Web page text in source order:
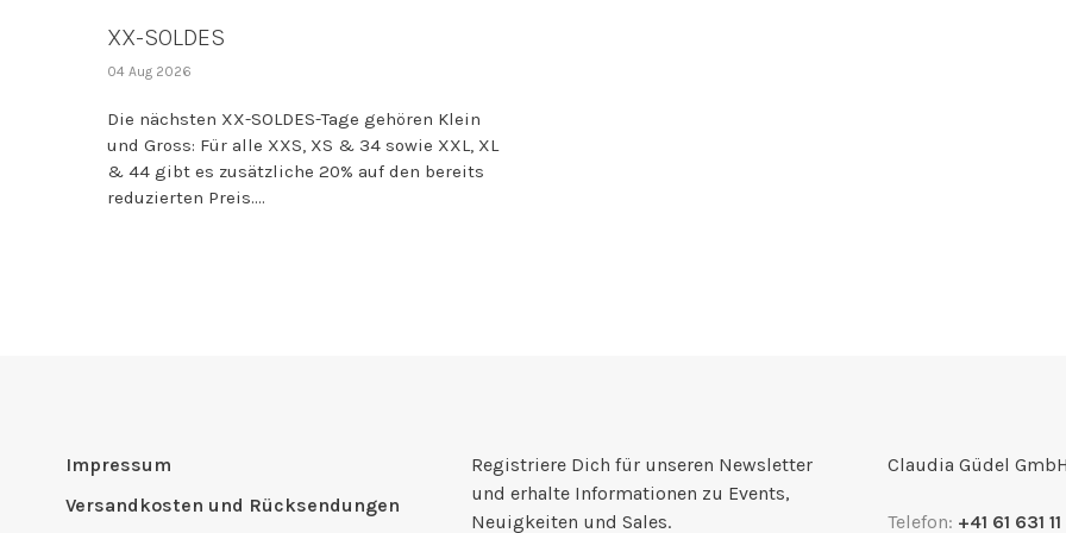
XX-SOLDES
04 Aug 2026
Die nächsten XX-SOLDES-Tage gehören Klein
und Gross: Für alle XXS, XS & 34 sowie XXL, XL
& 44 gibt es zusätzliche 20% auf den bereits
reduzierten Preis....
Impressum
Versandkosten und Rücksendungen
Registriere Dich für unseren Newsletter
und erhalte Informationen zu Events,
Neuigkeiten und Sales.
Claudia Güdel GmbH
Telefon: +41 61 631